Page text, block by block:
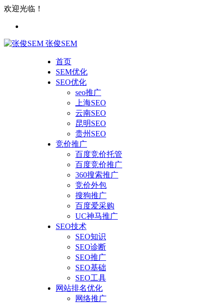
欢迎光临！
张俊SEM
首页
SEM优化
SEO优化
seo推广
上海SEO
云南SEO
昆明SEO
贵州SEO
竞价推广
百度竞价托管
百度竞价推广
360搜索推广
竞价外包
搜狗推广
百度爱采购
UC神马推广
SEO技术
SEO知识
SEO诊断
SEO推广
SEO基础
SEO工具
网站排名优化
网络推广